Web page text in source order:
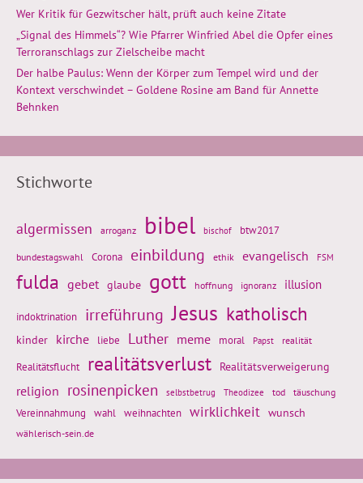
Wer Kritik für Gezwitscher hält, prüft auch keine Zitate
„Signal des Himmels“? Wie Pfarrer Winfried Abel die Opfer eines
Terroranschlags zur Zielscheibe macht
Der halbe Paulus: Wenn der Körper zum Tempel wird und der
Kontext verschwindet – Goldene Rosine am Band für Annette
Behnken
Stichworte
algermissen arroganz bibel bischof btw2017
bundestagswahl Corona einbildung ethik evangelisch FSM
fulda gebet glaube gott hoffnung ignoranz illusion
indoktrination irreführung Jesus katholisch
kinder kirche liebe Luther meme moral Papst realität
Realitätsflucht realitätsverlust Realitätsverweigerung
religion rosinenpicken selbstbetrug Theodizee tod täuschung
Vereinnahmung wahl weihnachten wirklichkeit wunsch
wählerisch-sein.de